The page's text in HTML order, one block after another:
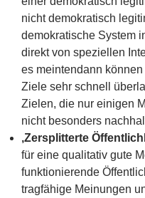
nicht demokratisch
demokratische System
direkt von speziellen
es meintendann
Ziele sehr schnell
Zielen, die nur einigen
nicht besonders
‚Zersplitterte
für eine qualitativ gute
funktionierende
tragfähige Meinungen